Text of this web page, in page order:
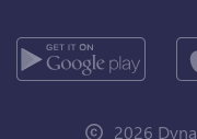
2026